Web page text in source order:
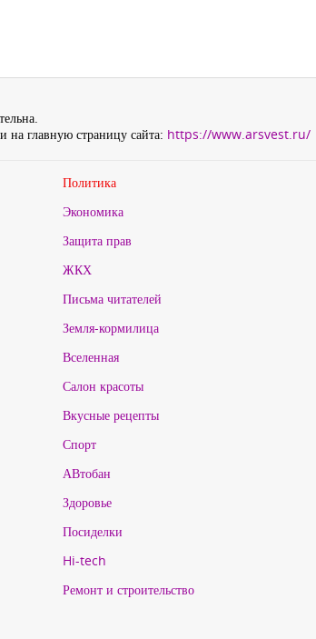
на главную страницу сайта: https://www.arsvest.ru/
Политика
Экономика
Защита прав
ЖКХ
Письма читателей
Земля-кормилица
Вселенная
Салон красоты
Вкусные рецепты
Спорт
АВтобан
Здоровье
Посиделки
Hi-tech
Ремонт и строительство